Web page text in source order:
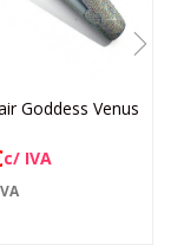
Goddess Venus
c/ IVA